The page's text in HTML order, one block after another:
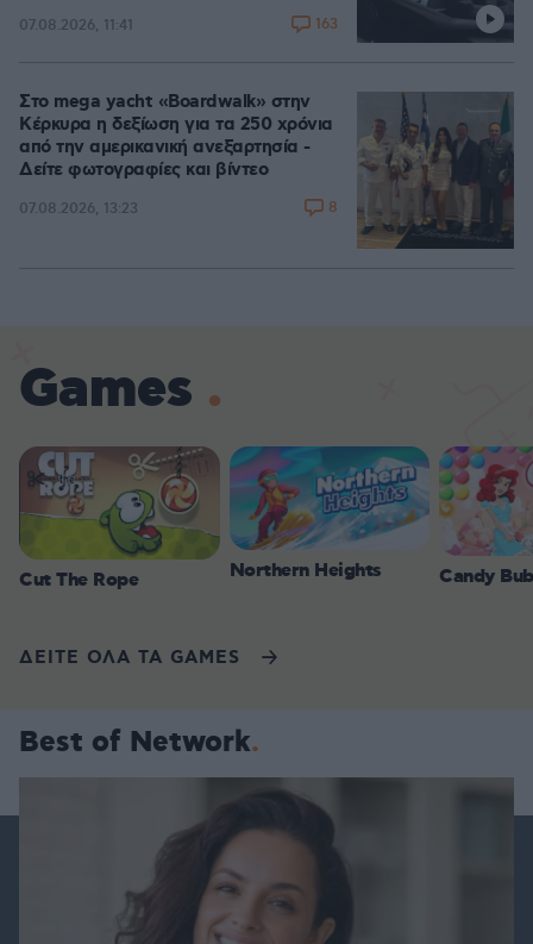
07.08.2026, 11:41 163
Στο mega yacht «Boardwalk» στην
Κέρκυρα η δεξίωση για τα 250 χρόνια
από την αμερικανική ανεξαρτησία -
Δείτε φωτογραφίες και βίντεο
07.08.2026, 13:23 8
Games
Cut The Rope Northern Heights Candy
ΔΕΙΤΕ ΟΛΑ ΤΑ GAMES
Best of Network